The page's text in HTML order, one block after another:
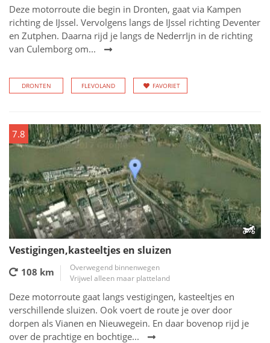
Deze motorroute die begin in Dronten, gaat via Kampen
richting de IJssel. Vervolgens langs de IJssel richting Deventer
en Zutphen. Daarna rijd je langs de NederrIjn in de richting
van Culemborg om...
DRONTEN FLEVOLAND FAVORIET
7.8
Vestigingen,kasteeltjes en sluizen
108 km
Overwegend binnenwegen
Vrijwel alleen maar platteland
Deze motorroute gaat langs vestigingen, kasteeltjes en
verschillende sluizen. Ook voert de route je over door
dorpen als Vianen en Nieuwegein. En daar bovenop rijd je
over de prachtige en bochtige...